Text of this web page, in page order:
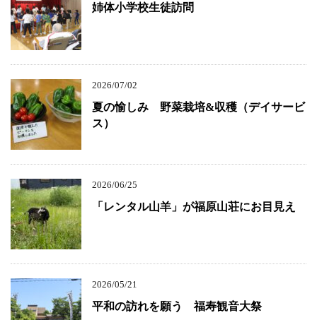
姉体小学校生徒訪問
2026/07/02
夏の愉しみ 野菜栽培&収穫（デイサービ
ス）
2026/06/25
「レンタル山羊」が福原山荘にお目見え
2026/05/21
平和の訪れを願う 福寿観音大祭